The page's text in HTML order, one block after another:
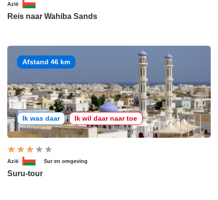
Azië
Reis naar Wahiba Sands
Afstand 46 km
Ik was daar Ik wil daar naar toe
Azië Sur en omgeving
Suru-tour